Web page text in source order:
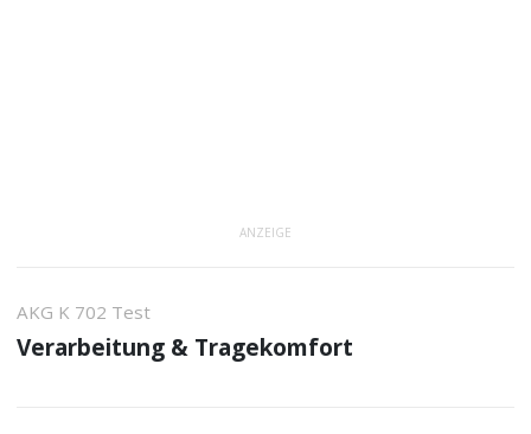
ANZEIGE
AKG K 702 Test
Verarbeitung & Tragekomfort